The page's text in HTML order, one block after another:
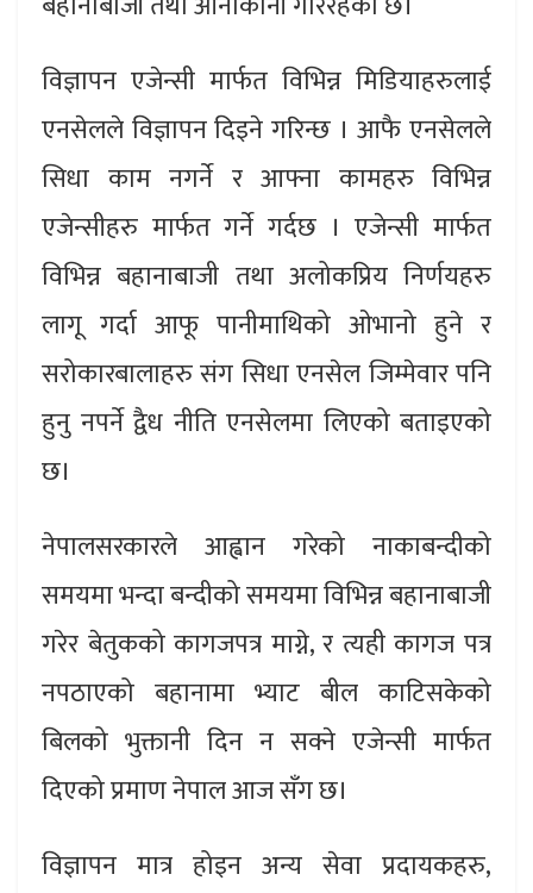
विज्ञापन एजेन्सी मार्फत विभिन्न मिडियाहरुलाई
एनसेलले विज्ञापन दिइने गरिन्छ । आफै एनसेलले
सिधा काम नगर्ने र आफ्ना कामहरु विभिन्न
एजेन्सीहरु मार्फत गर्ने गर्दछ । एजेन्सी मार्फत
विभिन्न बहानाबाजी तथा अलोकप्रिय निर्णयहरु
लागू गर्दा आफू पानीमाथिको ओभानो हुने र
सरोकारबालाहरु संग सिधा एनसेल जिम्मेवार पनि
हुनु नपर्ने द्वैध नीति एनसेलमा लिएको बताइएको
छ।
नेपालसरकारले आह्वान गरेको नाकाबन्दीको
समयमा भन्दा बन्दीको समयमा विभिन्न बहानाबाजी
गरेर बेतुकको कागजपत्र माग्ने, र त्यही कागज पत्र
नपठाएको बहानामा भ्याट बील काटिसकेको
बिलको भुक्तानी दिन न सक्ने एजेन्सी मार्फत
दिएको प्रमाण नेपाल आज सँग छ।
विज्ञापन मात्र होइन अन्य सेवा प्रदायकहरु,